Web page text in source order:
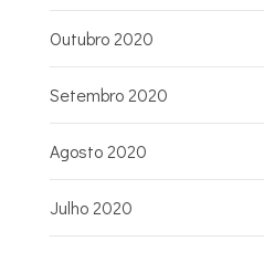
Outubro 2020
Setembro 2020
Agosto 2020
Julho 2020